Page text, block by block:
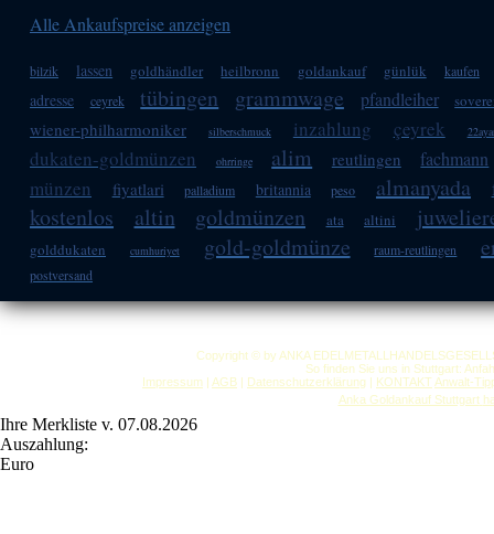
Alle Ankaufspreise anzeigen
bilzik lassen goldhändler heilbronn goldankauf günlük kaufen
adresse ceyrek tübingen grammwage pfandleiher
wiener-philharmoniker silberschmuck inzahlung çeyrek
dukaten-goldmünzen ohrringe alim reutlingen fachmann
münzen fiyatlari palladium britannia peso almanyada
kostenlos altin goldmünzen ata altini
golddukaten cumhuriyet gold-goldmünze raum-reutlingen
postversand
Copyright © by ANKA
So finden Sie uns in Stuttgart:
Impressum | AGB | Datenschutzerklärung | KONTAKT Anwalt-
Anka Goldankauf Stuttgart
Ihre Merkliste v. 07.08.2026
Auszahlung:
Euro